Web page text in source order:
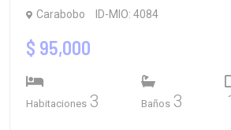
Carabobo ID-MIO: 4084
$ 95,000
Habitaciones 3 Baños 3